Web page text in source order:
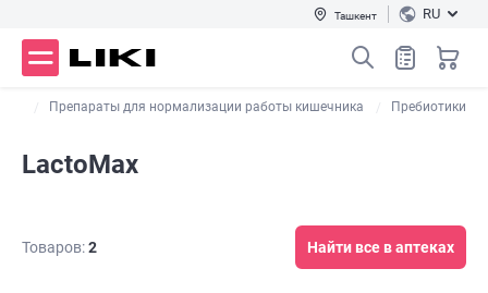
Ташкент RU
Препараты для нормализации работы кишечника Пребиотики
LactoMax
Товаров:2 Найти все в аптеках